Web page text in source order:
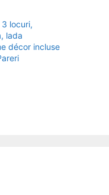
3 locuri,
lada
décor incluse